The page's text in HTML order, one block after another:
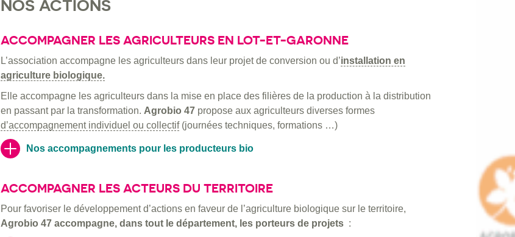
NOS ACTIONS
ACCOMPAGNER LES AGRICULTEURS EN LOT-ET-GARONNE
L’association accompagne les agriculteurs dans leur projet de conversion ou d’installation en
agriculture biologique.
Elle accompagne les agriculteurs dans la mise en place des filières de la production à la distribution
en passant par la transformation. Agrobio 47 propose aux agriculteurs diverses formes
d’accompagnement individuel ou collectif(journées techniques, formations …)
Nos accompagnements pour les producteurs bio
ACCOMPAGNER LES ACTEURS DU TERRITOIRE
Pour favoriser le développement d’actions en faveur de l’agriculture biologique sur le territoire,
Agrobio 47 accompagne, dans tout le département, les porteurs de projets :